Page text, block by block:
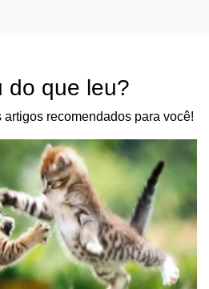
do que leu?
artigos recomendados para você!